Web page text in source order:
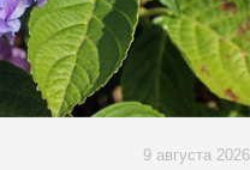
9 августа 2026